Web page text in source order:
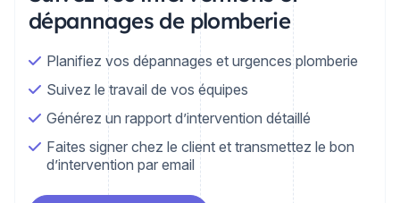
dépannages de plomberie
Planifiez vos dépannages et urgences plomberie
Suivez le travail de vos équipes
Générez un rapport d’intervention détaillé
Faites signer chez le client et transmettez le bon
d’intervention par email